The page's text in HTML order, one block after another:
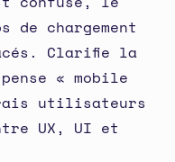
de chargement
Clarifie la
« mobile
utilisateurs
UX, UI et